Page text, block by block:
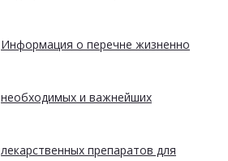
Информация о перечне жизненно
необходимых и важнейших
лекарственных препаратов для